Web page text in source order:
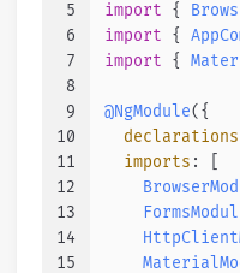
5
6
7
8
9
10
11
12
13
14
15
import {
import {
import {
@NgModule({
declarations
imports : [